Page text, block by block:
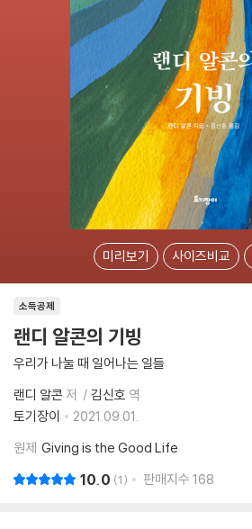
미리보기 사이즈비교
소득공제
랜디 알콘의 기빙
우리가 나눌 때 일어나는 일들
랜디 알콘 저 김신호 역
토기장이
2021.09.01.
원제 Giving is the Good Life
10.0 1 판매지수 168